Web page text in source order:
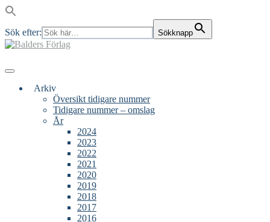
Sök efter: Sökknapp
Skip
Menu
Arkiv
Översikt tidigare nummer
Tidigare nummer – omslag
År
2024
2023
2022
2021
2020
2019
2018
2017
2016